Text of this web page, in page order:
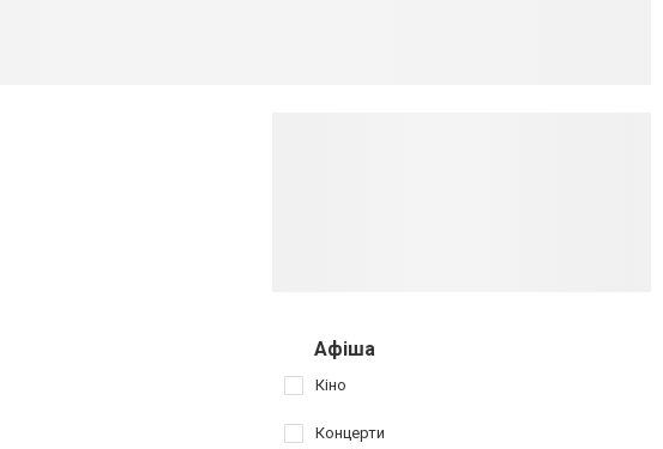
Афіша
Кіно
Концерти